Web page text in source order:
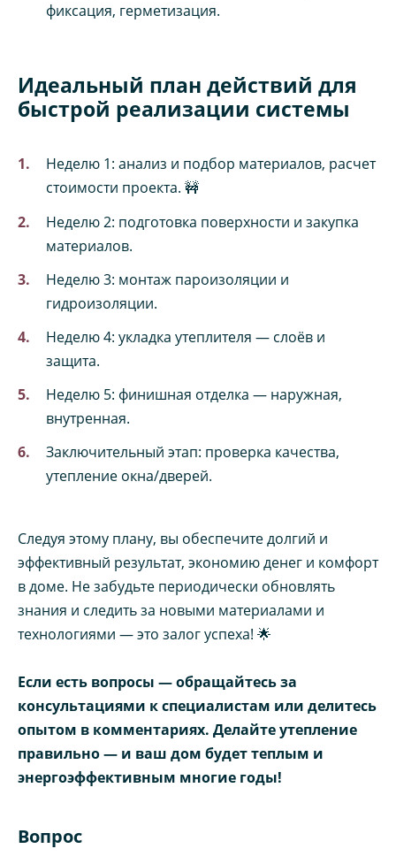
фиксация, герметизация.
Идеальный план действий для
быстрой реализации системы
Неделю 1: анализ и подбор материалов, расчет
стоимости проекта. 🚧
Неделю 2: подготовка поверхности и закупка
материалов.
Неделю 3: монтаж пароизоляции и
гидроизоляции.
Неделю 4: укладка утеплителя — слоёв и
защита.
Неделю 5: финишная отделка — наружная,
внутренная.
Заключительный этап: проверка качества,
утепление окна/дверей.
Следуя этому плану, вы обеспечите долгий и
эффективный результат, экономию денег и комфорт
в доме. Не забудьте периодически обновлять
знания и следить за новыми материалами и
технологиями — это залог успеха! 🌟
Если есть вопросы — обращайтесь за
консультациями к специалистам или делитесь
опытом в комментариях. Делайте утепление
правильно — и ваш дом будет теплым и
энергоэффективным многие годы!
Вопрос